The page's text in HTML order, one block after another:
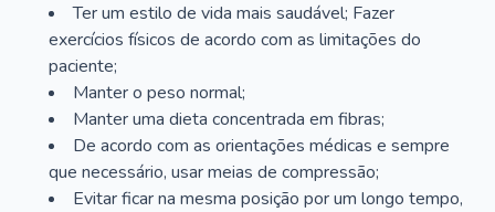
Ter um estilo de vida mais saudável; Fazer
exercícios físicos de acordo com as limitações do
paciente;
Manter o peso normal;
Manter uma dieta concentrada em fibras;
De acordo com as orientações médicas e sempre
que necessário, usar meias de compressão;
Evitar ficar na mesma posição por um longo tempo,